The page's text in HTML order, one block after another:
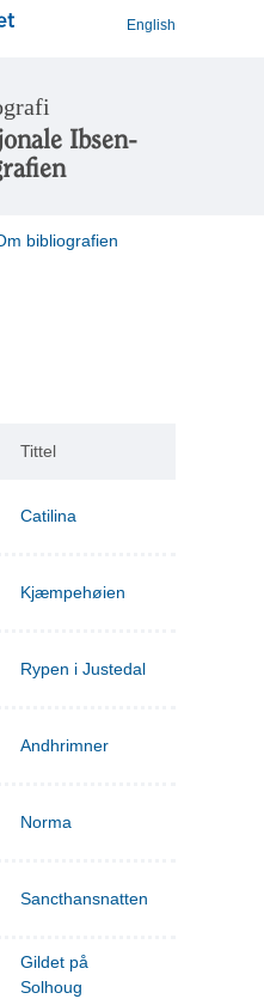
English
Ibsen-
bibliografien
Tittel
Catilina
Kjæmpehøien
Rypen i Justedal
Andhrimner
Norma
Sancthansnatten
Gildet på
Solhoug